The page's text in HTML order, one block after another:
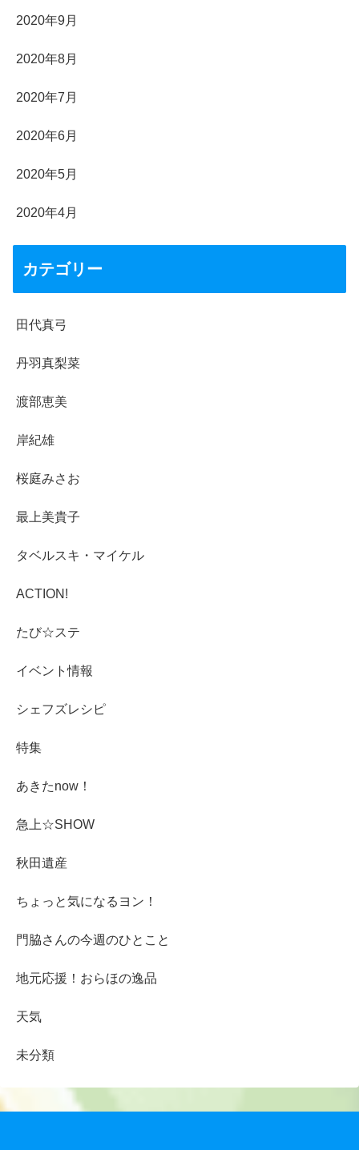
2020年9月
2020年8月
2020年7月
2020年6月
2020年5月
2020年4月
カテゴリー
田代真弓
丹羽真梨菜
渡部恵美
岸紀雄
桜庭みさお
最上美貴子
タベルスキ・マイケル
ACTION!
たび☆ステ
イベント情報
シェフズレシピ
特集
あきたnow！
急上☆SHOW
秋田遺産
ちょっと気になるヨン！
門脇さんの今週のひとこと
地元応援！おらほの逸品
天気
未分類